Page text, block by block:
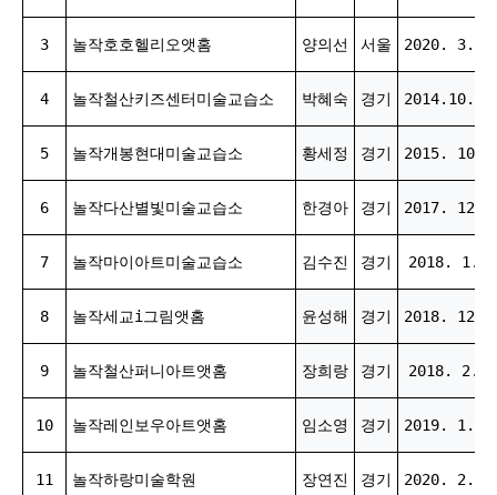
3 놀작호호헬리오앳홈 양의선 서울 2020. 3.
4 놀작철산키즈센터미술교습소 박혜숙 경기
5 놀작개봉현대미술교습소 황세정 경기 2015. 10.
6 놀작다산별빛미술교습소 한경아 경기 2017. 12.
7 놀작마이아트미술교습소 김수진 경기 2018. 1. 1
8 놀작세교i그림앳홈 윤성해 경기 2018. 12.
9 놀작철산퍼니아트앳홈 장희랑 경기 2018. 2. 6
10 놀작레인보우아트앳홈 임소영 경기 2019. 1.
11 놀작하랑미술학원 장연진 경기 2020. 2.